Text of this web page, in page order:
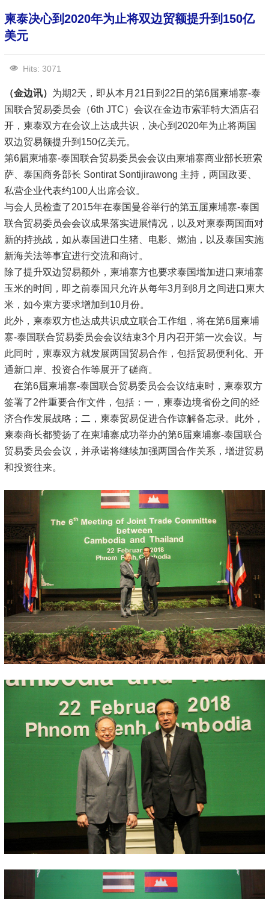
柬泰决心到2020年为止将双边贸额提升到150亿
美元
Hits: 3071
（金边讯） 为期2天，即从本月21日到22日的第6届柬埔寨-泰
国联合贸易委员会（6th JTC）会议在金边市索菲特大酒店召
开，柬泰双方在会议上达成共识，决心到2020年为止将两国
双边贸易额提升到150亿美元。
第6届柬埔寨-泰国联合贸易委员会会议由柬埔寨商业部长班索
萨、泰国商务部长 Sontirat Sontijirawong 主持，两国政要、
私营企业代表约100人出席会议。
与会人员检查了2015年在泰国曼谷举行的第五届柬埔寨-泰国
联合贸易委员会会议成果落实进展情况，以及对柬泰两国面对
新的持挑战，如从泰国进口生猪、电影、燃油，以及泰国实施
新海关法等事宜进行交流和商讨。
除了提升双边贸易额外，柬埔寨方也要求泰国增加进口柬埔寨
玉米的时间，即之前泰国只允许从每年3月到8月之间进口柬大
米，如今柬方要求增加到10月份。
此外，柬泰双方也达成共识成立联合工作组，将在第6届柬埔
寨-泰国联合贸易委员会会议结束3个月内召开第一次会议。与
此同时，柬泰双方就发展两国贸易合作，包括贸易便利化、开
通新口岸、投资合作等展开了磋商。
在第6届柬埔寨-泰国联合贸易委员会会议结束时，柬泰双方
签署了2件重要合作文件，包括：一，柬泰边境省份之间的经
济合作发展战略；二，柬泰贸易促进合作谅解备忘录。此外，
柬泰商长都赞扬了在柬埔寨成功举办的第6届柬埔寨-泰国联合
贸易委员会会议，并承诺将继续加强两国合作关系，增进贸易
和投资往来。